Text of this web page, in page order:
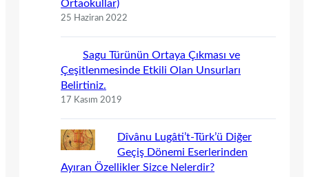
Ortaokullar)
25 Haziran 2022
Sagu Türünün Ortaya Çıkması ve
Çeşitlenmesinde Etkili Olan Unsurları
Belirtiniz.
17 Kasım 2019
Dîvânu Lugâti’t-Türk’ü Diğer
Geçiş Dönemi Eserlerinden
Ayıran Özellikler Sizce Nelerdir?